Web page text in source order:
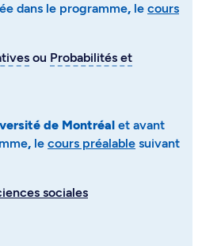
dans le programme, le cours
ou Probabilités et
de Montréal et avant
, le cours préalable suivant
sociales